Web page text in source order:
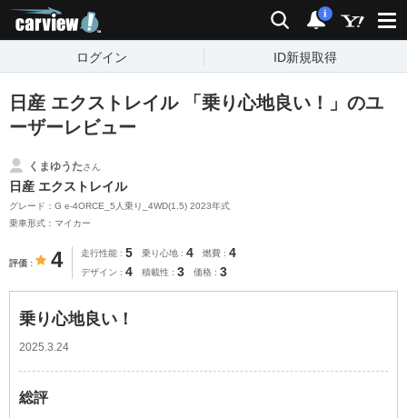
検索 通知
i
ログイン ID新規取得
日産 エクストレイル 「乗り心地良い！」のユ
ーザーレビュー
くまゆうたさん
日産 エクストレイル
グレード：G e-4ORCE_5人乗り_4WD(1.5) 2023年式
乗車形式：マイカー
評価 4 走行性能 5 乗り心地 4 燃費 4
デザイン 4 積載性 3 価格 3
乗り心地良い！
2025.3.24
総評